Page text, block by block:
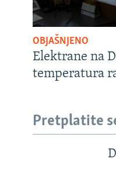
OBJAŠNJENO
Elektrane na
temperatura
Pretplatite